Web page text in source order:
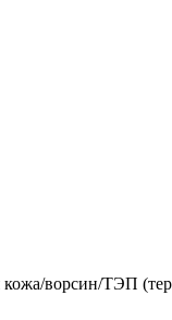
ворсин/ТЭП